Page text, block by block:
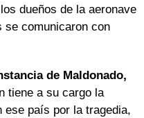
dueños de la aeronave
se comunicaron con
de Maldonado,
tiene a su cargo la
ese país por la tragedia,